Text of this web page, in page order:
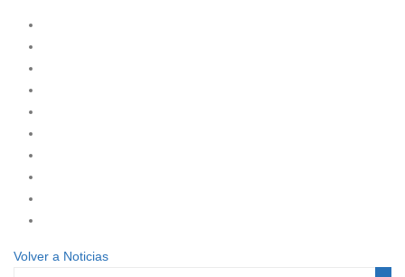
Volver a Noticias